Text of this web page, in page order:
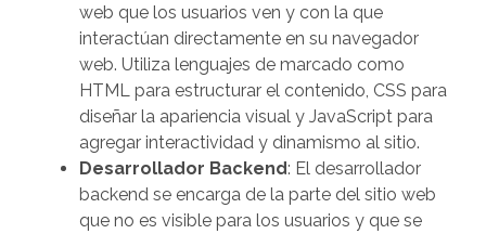
web que los usuarios ven y con la que
interactúan directamente en su navegador
web. Utiliza lenguajes de marcado como
HTML para estructurar el contenido, CSS para
diseñar la apariencia visual y JavaScript para
agregar interactividad y dinamismo al sitio.
Desarrollador Backend: El desarrollador
backend se encarga de la parte del sitio web
que no es visible para los usuarios y que se